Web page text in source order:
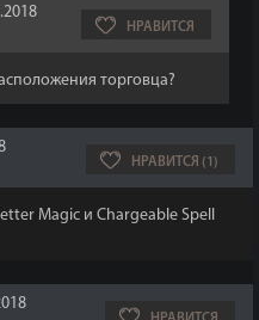
НРАВИТСЯ
торговца?
НРАВИТСЯ (1)
Magic и Chargeable Spell